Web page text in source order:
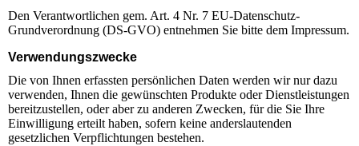
Den Verantwortlichen gem. Art. 4 Nr. 7 EU-Datenschutz-
Grundverordnung (DS-GVO) entnehmen Sie bitte dem Impressum.
Verwendungszwecke
Die von Ihnen erfassten persönlichen Daten werden wir nur dazu
verwenden, Ihnen die gewünschten Produkte oder Dienstleistungen
bereitzustellen, oder aber zu anderen Zwecken, für die Sie Ihre
Einwilligung erteilt haben, sofern keine anderslautenden
gesetzlichen Verpflichtungen bestehen.